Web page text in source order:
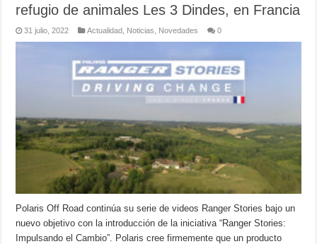
refugio de animales Les 3 Dindes, en Francia
31 julio, 2022 Actualidad Noticias Novedades 0
Polaris Off Road continúa su serie de videos Ranger Stories bajo un
nuevo objetivo con la introducción de la iniciativa “Ranger Stories:
Impulsando el Cambio”. Polaris cree firmemente que un producto